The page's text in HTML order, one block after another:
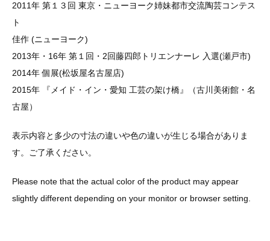
2011年 第１３回 東京・ニューヨーク姉妹都市交流陶芸コンテス
ト
佳作 (ニューヨーク)
2013年・16年 第１回・2回藤四郎トリエンナーレ 入選(瀬戸市)
2014年 個展(松坂屋名古屋店)
2015年 『メイド・イン・愛知 工芸の架け橋』（古川美術館・名
古屋）
表示内容と多少の寸法の違いや色の違いが生じる場合がありま
す。ご了承ください。
Please note that the actual color of the product may appear
slightly different depending on your monitor or browser setting.